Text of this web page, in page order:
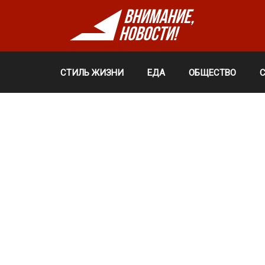
СТИЛЬ ЖИЗНИ ЕДА ОБЩЕСТВО